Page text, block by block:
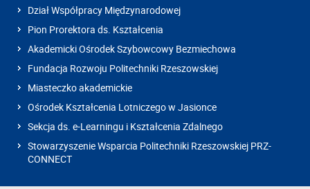
Dział Współpracy Międzynarodowej
Pion Prorektora ds. Kształcenia
Akademicki Ośrodek Szybowcowy Bezmiechowa
Fundacja Rozwoju Politechniki Rzeszowskiej
Miasteczko akademickie
Ośrodek Kształcenia Lotniczego w Jasionce
Sekcja ds. e-Learningu i Kształcenia Zdalnego
Stowarzyszenie Wsparcia Politechniki Rzeszowskiej PRZ-
CONNECT